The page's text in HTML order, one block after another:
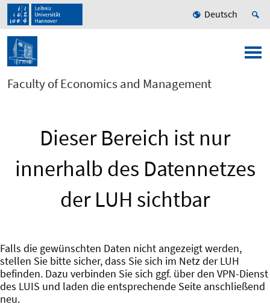
Deutsch
Faculty of Economics and Management
Dieser Bereich ist nur
innerhalb des Datennetzes
der LUH sichtbar
Falls die gewünschten Daten nicht angezeigt werden,
stellen Sie bitte sicher, dass Sie sich im Netz der LUH
befinden. Dazu verbinden Sie sich ggf. über den VPN-Dienst
des LUIS und laden die entsprechende Seite anschließend
neu.